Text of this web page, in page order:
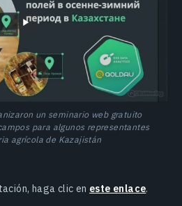
un seminario web gratuito
para algunos representantes
agrícola de Kazajistán
haga clic en este enlace.